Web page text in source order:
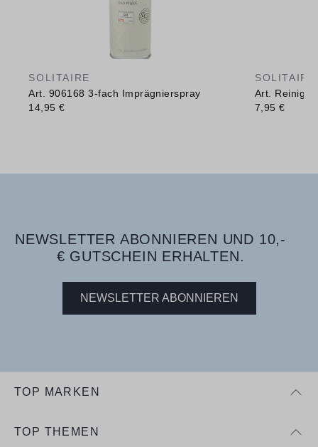
SOLITAIRE
Art. 906168 3-fach Imprägnierspray
14,95 €
SOLITAIRE
Art.
7,95 €
NEWSLETTER ABONNIEREN UND 10,-
€ GUTSCHEIN ERHALTEN.
NEWSLETTER ABONNIEREN
TOP MARKEN
TOP THEMEN